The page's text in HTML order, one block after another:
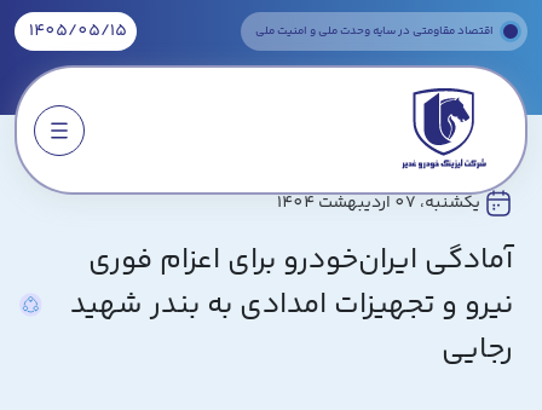
اقتصاد مقاومتی در سایه وحدت ملی و امنیت ملی 1405/05/15
درباره ما
اخبار
خدمات و تسهیلات
یکشنبه، 07 اردیبهشت 1404
آمادگی ایران‌خودرو برای اعزام فوری
نیرو و تجهیزات امدادی به بندر شهید
رجایی